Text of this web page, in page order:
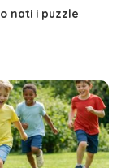
nati i puzzle